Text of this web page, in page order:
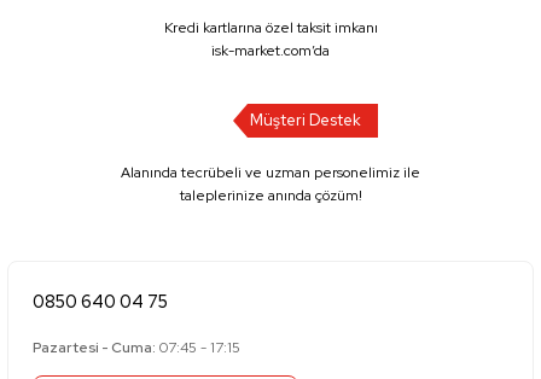
Kredi kartlarına özel taksit imkanı
isk-market.com’da
Müşteri Destek
Alanında tecrübeli ve uzman personelimiz ile
taleplerinize anında çözüm!
0850 640 04 75
Pazartesi - Cuma: 07:45 - 17:15